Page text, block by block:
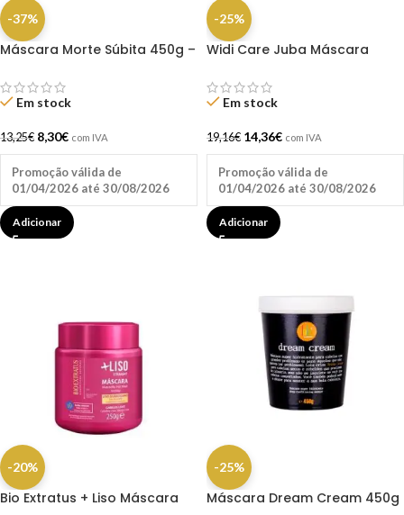
-37%
Máscara Morte Súbita 450g –
Em stock
13,25€ 8,30€ com IVA
Promoção válida de
01/04/2026 até 30/08/2026
Adicionar
-25%
Widi Care Juba Máscara
Em stock
19,16€ 14,36€ com IVA
Promoção válida de
01/04/2026 até 30/08/2026
Adicionar
-20%
Bio Extratus + Liso Máscara
-25%
Máscara Dream Cream 450g